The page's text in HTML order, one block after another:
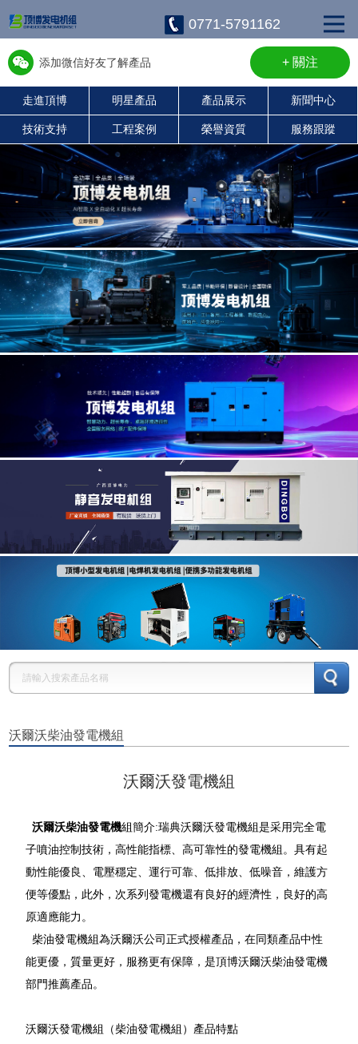
0771-5791162
添加微信好友了解產品
w13667715899
+ 關注
走進頂博 明星產品 產品展示 新聞中心
技術支持 工程案例 榮譽資質 服務跟蹤
靜音發電機組
濰柴發電機組
珀金斯發電機組
沃爾沃發電機組
康明斯柴油發電機組
上柴發電機組
玉柴發電機組
沃爾沃柴油發電機組
沃爾沃發電機組
沃爾沃柴油發電機組簡介:瑞典沃爾沃發電機組是采用完全電
子噴油控制技術，高性能指標、高可靠性的發電機組。具有起
動性能優良、電壓穩定、運行可靠、低排放、低噪音，維護方
便等優點，此外，次系列發電機還有良好的經濟性，良好的高
原適應能力。
柴油發電機組為沃爾沃公司正式授權產品，在同類產品中性
能更優，質量更好，服務更有保障，是頂博沃爾沃柴油發電機
部門推薦產品。
沃爾沃發電機組（柴油發電機組）產品特點